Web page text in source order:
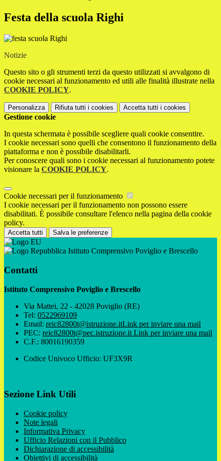
Festa della scuola Righi
Notizie
Questo sito o gli strumenti terzi da questo utilizzati si avvalgono di
cookie necessari al funzionamento ed utili alle finalità illustrate nella
COOKIE POLICY.
Personalizza Rifiuta tutti i cookies Accetta tutti i cookies
Gestione cookie
In questa schermata è possibile scegliere quali cookie consentire.
I cookie necessari sono quelli che consentono il funzionamento della
piattaforma e non è possibile disabilitarli.
Per conoscere quali sono i cookie necessari al funzionamento potete
visionare la COOKIE POLICY.
Cookie necessari per il funzionamento
I cookie necessari per il funzionamento non possono essere
disabilitati. È possibile consultare l'elenco nella pagina della cookie
policy.
Accetta tutti Salva le preferenze
Istituto Comprensivo Poviglio e Brescello
Contatti
Istituto Comprensivo Poviglio e Brescello
Via Mattei, 22 - 42028 Poviglio (RE)
Tel: 0522969109
Email: reic82800t@istruzione.itLink per inviare una mail
PEC: reic82800t@pec.istruzione.it Link per inviare una mail
C.F.: 80016190359
Codice Univoco Ufficio: UF3X9R
Sezione Link Utili
Cookie policy
Note legali
Informativa Privacy
Ufficio Relazioni con il Pubblico
Dichiarazione di accessibilità
Obiettivi di accessibilità